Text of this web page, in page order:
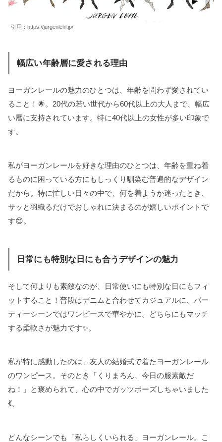
引用： https://jurgenlehl.jp/
幅広い年齢層に愛される理由
ヨーガンレールの魅力のひとつは、年齢を問わず愛されてい
ること！🌟。20代の若い世代から60代以上の大人まで、幅広
い層に支持されています。特に40代以上の女性が多い印象で
す。
私がヨーガンレールを好きな理由のひとつは、年齢を重ね着
るものに困っている方にもしっくり馴染む普遍的なデザイン
だから。特に忙しい日々の中で、何を着ようか迷ったとき、
サッと羽織るだけでおしゃれに決まるのが嬉しいポイントで
す😊。
日常にも特別な日にも合うデザインの魅力
そして何よりも素敵なのが、日常使いにも特別な日にもフィ
ットすること！普段はデニムと合わせてカジュアルに、パー
ティーシーンではワンピースで華やかに。どちらにもマッチ
する柔軟さが魅力です✨。
私が特に感動したのは、友人の結婚式で着たヨーガンレール
のワンピース。そのとき「くりまろん、今日の服素敵だ
ね！」と褒められて、心の中でガッツポーズしちゃいました
💃。
どんなシーンでも「私らしくいられる」ヨーガンレール。こ